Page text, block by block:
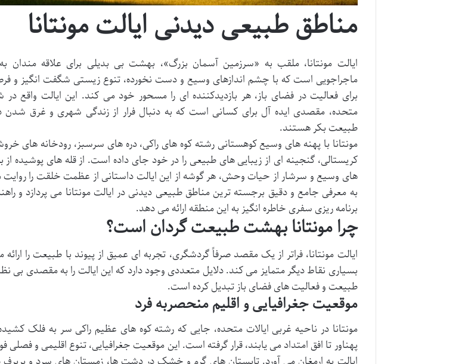
مناطق طبیعی دیدنی ایالت مونتانا
ایالت مونتانا، ملقب به «سرزمین آسمان بزرگ»، بهشت بی بدیلی برای علاقه مندان
ماجراجویی است که با چشم اندازهای وسیع و دست نخورده، تنوع زیستی شگفت انگیز و
برای فعالیت در فضای باز، هر بازدیدکننده ای را مسحور خود می کند. این ایالت واقع در
متحده، مقصدی ایده آل برای کسانی است که به دنبال فرار از زندگی شهری و غرق شدن
طبیعت بکر هستند.
مونتانا با پهنه های وسیع کوهستانی رشته کوه های راکی، دره های سرسبز، رودخانه های
کریستالی، گنجینه ای از زیبایی های طبیعی را در خود جای داده است. از قله های پوشیده
های وسیع و سرشار از حیات وحش، هر گوشه از این ایالت داستانی از عظمت خلقت را روایت
به معرفی جامع و دقیق برجسته ترین مناطق طبیعی دیدنی در ایالت مونتانا می پردازد و
برنامه ریزی سفری خاطره انگیز به این منطقه ارائه می دهد.
چرا مونتانا بهشت طبیعت گردان است؟
ایالت مونتانا، فراتر از یک مقصد صرفاً گردشگری، تجربه ای عمیق از پیوند با طبیعت را ارائه
بسیاری نقاط دیگر متمایز می کند. دلایل متعددی وجود دارد که این ایالت را به مقصدی بی
طبیعت و فعالیت های فضای باز تبدیل کرده است.
موقعیت جغرافیایی و اقلیم منحصربه فرد
مونتانا در ناحیه غربی ایالات متحده، جایی که رشته کوه های عظیم راکی سر به فلک
پهناور تا افق امتداد می یابند، قرار گرفته است. این موقعیت جغرافیایی، تنوع اقلیمی و فصلی